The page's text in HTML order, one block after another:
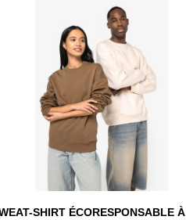
SHIRT ÉCORESPONSABLE